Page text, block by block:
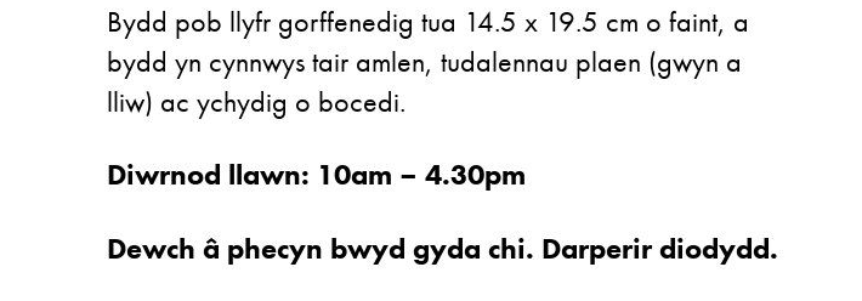
Bydd pob llyfr gorffenedig tua 14.5 x 19.5 cm o faint, a
bydd yn cynnwys tair amlen, tudalennau plaen (gwyn a
lliw) ac ychydig o bocedi.
Diwrnod llawn: 10am – 4.30pm
Dewch â phecyn bwyd gyda chi. Darperir diodydd.